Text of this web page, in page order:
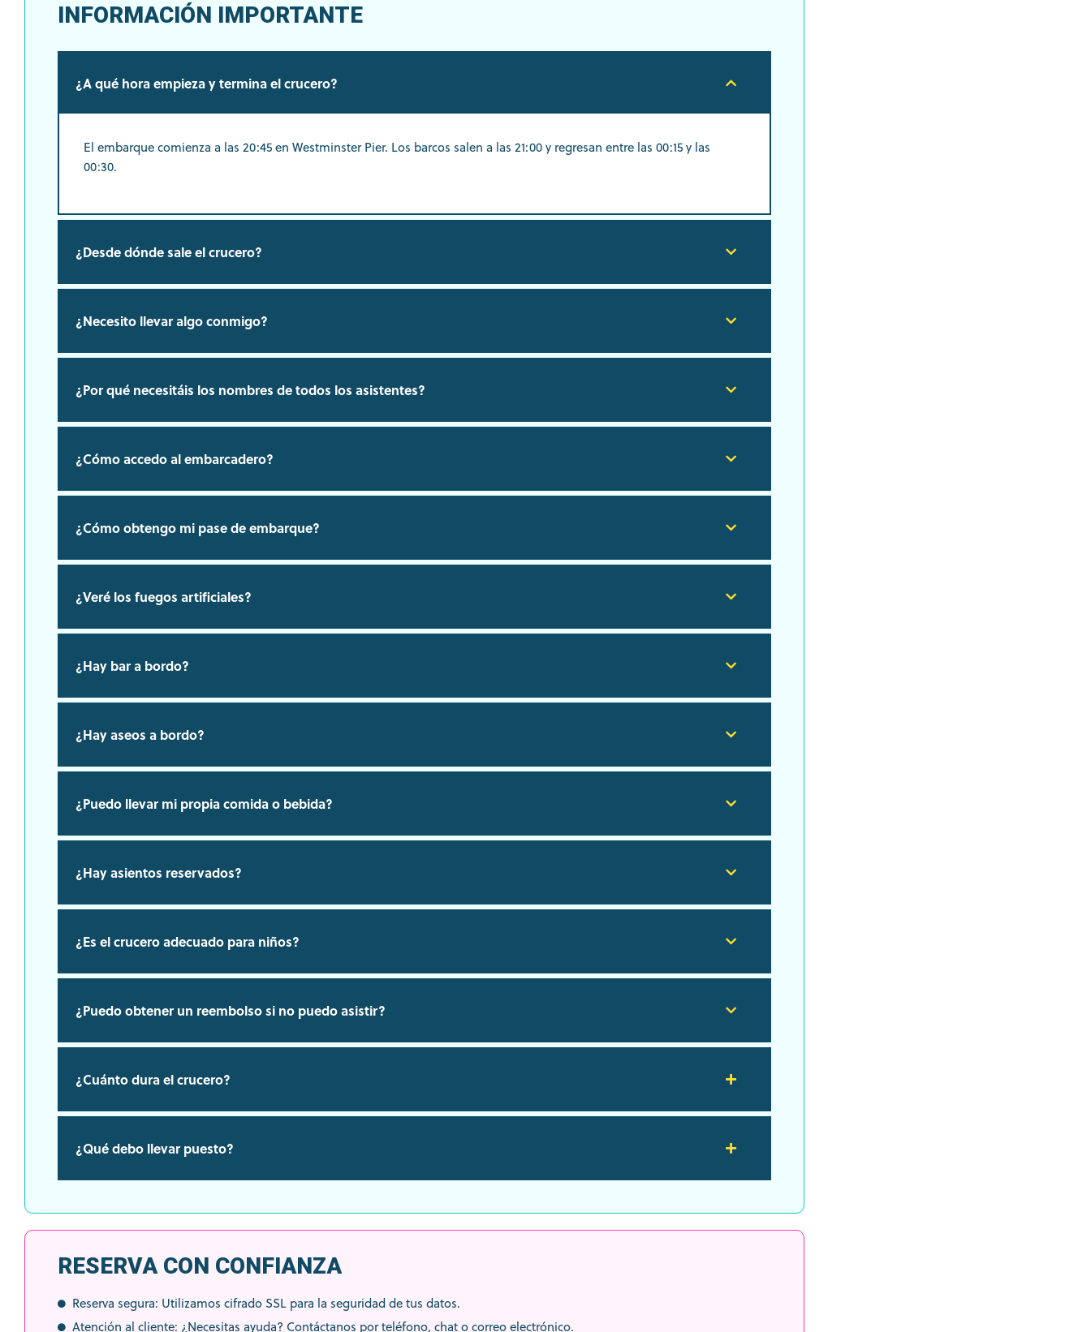
INFORMACIÓN IMPORTANTE
¿A qué hora empieza y termina el crucero?
El embarque comienza a las 20:45 en Westminster Pier. Los barcos salen a las 21:00 y regresan entre las 00:15 y las
00:30.
¿Desde dónde sale el crucero?
¿Necesito llevar algo conmigo?
¿Por qué necesitáis los nombres de todos los asistentes?
¿Cómo accedo al embarcadero?
¿Cómo obtengo mi pase de embarque?
¿Veré los fuegos artificiales?
¿Hay bar a bordo?
¿Hay aseos a bordo?
¿Puedo llevar mi propia comida o bebida?
¿Hay asientos reservados?
¿Es el crucero adecuado para niños?
¿Puedo obtener un reembolso si no puedo asistir?
¿Cuánto dura el crucero?
¿Qué debo llevar puesto?
RESERVA CON CONFIANZA
Reserva segura: Utilizamos cifrado SSL para la seguridad de tus datos.
Atención al cliente: ¿Necesitas ayuda? Contáctanos por teléfono, chat o correo electrónico.